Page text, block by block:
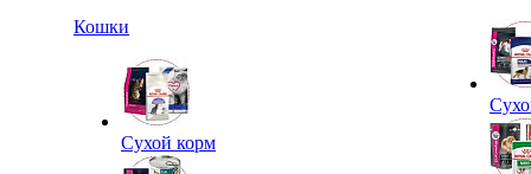
Кошки
Сухой корм